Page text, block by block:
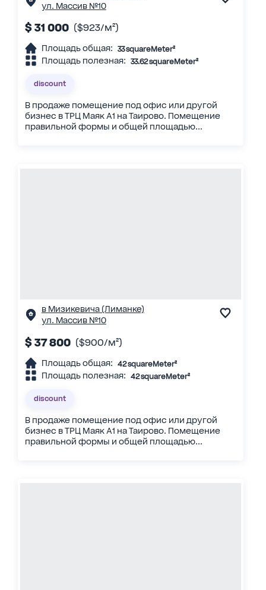
ул. Массив №10
$ 31 000 ($923/м²)
Площадь общая: 33 squareMeter²
Площадь полезная: 33.62 squareMeter²
discount
В продаже помещение под офис или другой
бизнес в ТРЦ Маяк А1 на Таирово. Помещение
правильной формы и общей площадью...
в Мизикевича (Лиманке)
ул. Массив №10
$ 37 800 ($900/м²)
Площадь общая: 42 squareMeter²
Площадь полезная: 42 squareMeter²
discount
В продаже помещение под офис или другой
бизнес в ТРЦ Маяк А1 на Таирово. Помещение
правильной формы и общей площадью...